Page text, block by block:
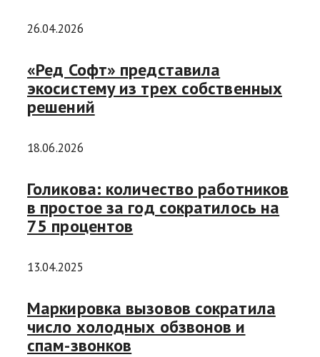
26.04.2026
«Ред Софт» представила
экосистему из трех собственных
решений
18.06.2026
Голикова: количество работников
в простое за год сократилось на
75 процентов
13.04.2025
Маркировка вызовов сократила
число холодных обзвонов и
спам-звонков